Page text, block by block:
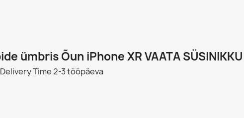
ümbris Õun iPhone XR VAATA
Delivery Time2-3 tööpäeva